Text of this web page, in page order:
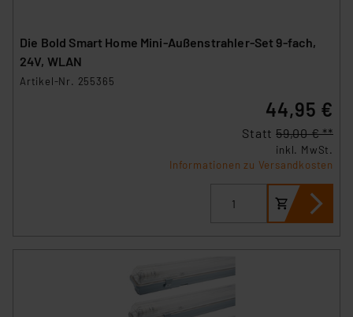
Die Bold Smart Home Mini-Außenstrahler-Set 9-fach,
24V, WLAN
Artikel-Nr. 255365
44,95 €
Statt 59,00 € **
inkl. MwSt.
Informationen zu Versandkosten